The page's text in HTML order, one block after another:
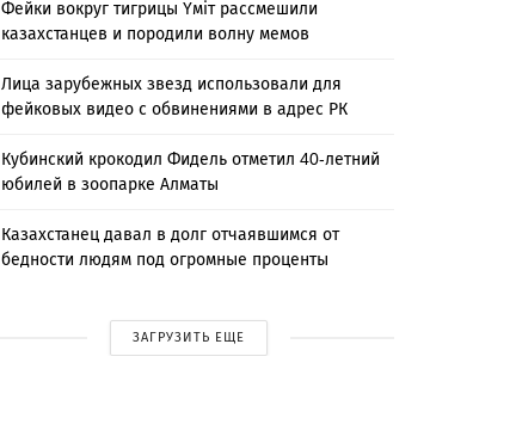
Фейки вокруг тигрицы Үміт рассмешили
казахстанцев и породили волну мемов
Лица зарубежных звезд использовали для
фейковых видео с обвинениями в адрес РК
Кубинский крокодил Фидель отметил 40-летний
юбилей в зоопарке Алматы
Казахстанец давал в долг отчаявшимся от
бедности людям под огромные проценты
ЗАГРУЗИТЬ ЕЩЕ